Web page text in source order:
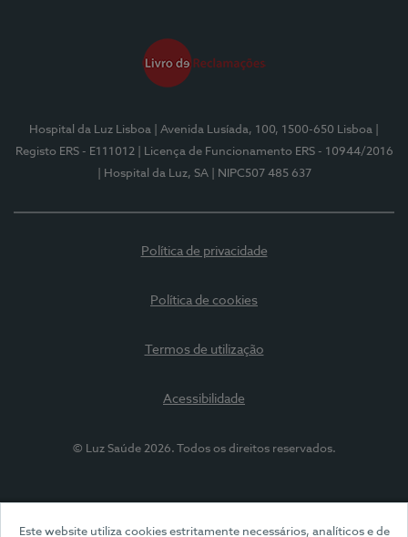
Este website utiliza cookies estritamente necessários, analíticos e de
Hospital da Luz Lisboa | Avenida Lusíada, 100, 1500-650 Lisboa
Registo ERS - E111012
| Licença de Funcionamento ERS - 10944/2016
| Hospital da Luz, SA
| NIPC507 485 637
Política de privacidade
Política de cookies
Termos de utilização
Acessibilidade
© Luz Saúde 2026. Todos os direitos reservados.